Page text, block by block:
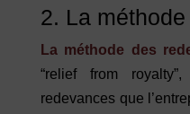
2. La
La méthode des
“relief from
redevances que